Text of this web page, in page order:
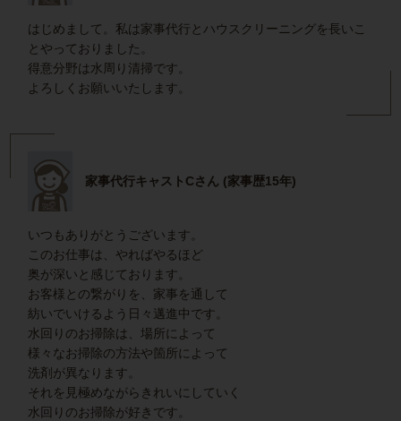
はじめまして。私は家事代行とハウスクリーニングを長いこ
とやっておりました。
得意分野は水周り清掃です。
よろしくお願いいたします。
家事代行キャストCさん (家事歴15年)
いつもありがとうございます。
このお仕事は、やればやるほど
奥が深いと感じております。
お客様との繋がりを、家事を通して
紡いでいけるよう日々邁進中です。
水回りのお掃除は、場所によって
様々なお掃除の方法や箇所によって
洗剤が異なります。
それを見極めながらきれいにしていく
水回りのお掃除が好きです。